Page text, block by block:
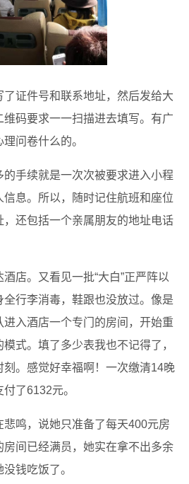
了证件号和联系地址，然后发给大
码要求一一扫描进去填写。有广
问卷什么的。
手续就是一次次被要求进入小程
息。所以，随时记住航班和座位
还包括一个亲属朋友的地址电话
店。又看见一批“大白”正严阵以
行李消毒，鞋跟也没放过。像是
入酒店一个专门的房间，开始重
式。填了多少表我也不记得了，
。感觉好幸福啊！一次缴清14晚
了6132元。
悲鸣，说她只准备了每天400元房
间已经满员，她实在拿不出多余
钱吃饭了。